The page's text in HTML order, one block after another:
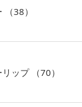
（38）
ップ （70）